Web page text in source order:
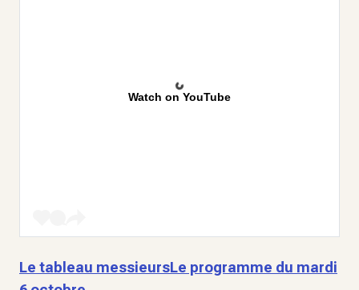
Watch on YouTube
Le tableau messieursLe programme du mardi